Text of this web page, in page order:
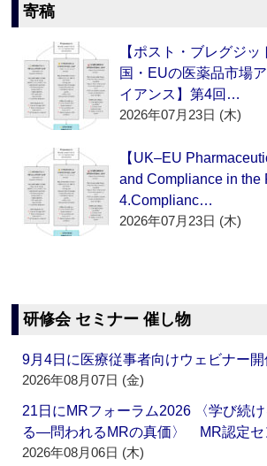
寄稿
【ポスト・ブレグジ
国・EUの医薬品市場
イアンス】第4回…
2026年07月23日 (木)
【UK–EU
and Compliance in the
4.Complianc…
2026年07月23日 (木)
研修会 セミナー 催し物
9月4日に医療従事者向けウェビナー
2026年08月07日 (金)
21日にMRフォーラム2026 〈学び続
る―問われるMRの真価〉 MR認定セ
2026年08月06日 (木)